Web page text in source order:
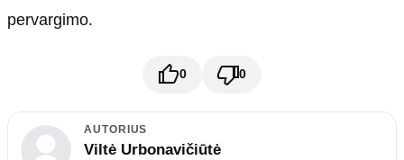
pervargimo.
0 0
AUTORIUS
Viltė Urbonavičiūtė